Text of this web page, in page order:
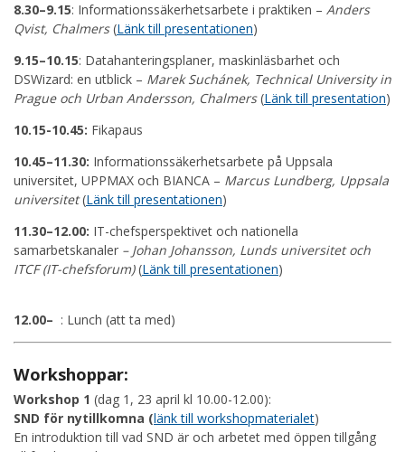
8.30–9.15: Informationssäkerhetsarbete i praktiken – Anders
Qvist, Chalmers(Länk till presentationen)
9.15–10.15: Datahanteringsplaner, maskinläsbarhet och
DSWizard: en utblick – Marek Suchánek, Technical University in
Prague och Urban Andersson, Chalmers(Länk till presentation)
10.15-10.45: Fikapaus
10.45–11.30: Informationssäkerhetsarbete på Uppsala
universitet, UPPMAX och BIANCA – Marcus Lundberg, Uppsala
universitet(Länk till presentationen)
11.30–12.00: IT-chefsperspektivet och nationella
samarbetskanaler – Johan Johansson, Lunds universitet och
ITCF (IT-chefsforum)(Länk till presentationen)
12.00– : Lunch (att ta med)
Workshoppar:
Workshop 1 (dag 1, 23 april kl 10.00-12.00):
SND för nytillkomna (länk till workshopmaterialet)
En introduktion till vad SND är och arbetet med öppen tillgång